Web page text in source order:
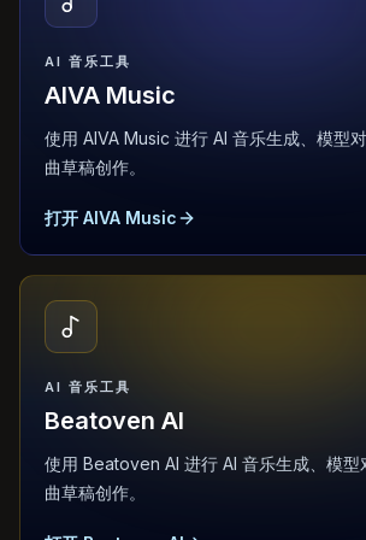
AI 音乐工具
AIVA Music
使用 AIVA Music 进行 AI 音乐生成、模型
曲草稿创作。
打开 AIVA Music
AI 音乐工具
Beatoven AI
使用 Beatoven AI 进行 AI 音乐生成、模型
曲草稿创作。